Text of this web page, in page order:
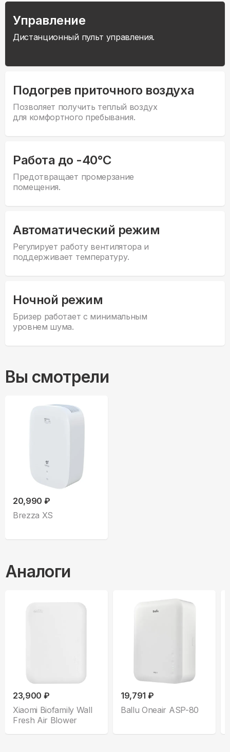
Управление
Дистанционный пульт управления.
Подогрев приточного воздуха
Позволяет получить теплый воздух
для комфортного пребывания.
Работа до -40°С
Предотвращает промерзание
помещения.
Автоматический режим
Регулирует работу вентилятора и
поддерживает температуру.
Ночной режим
Бризер работает с минимальным
уровнем шума.
Вы смотрели
20,990 ₽
Brezza XS
Аналоги
23,900 ₽
Xiaomi Biofamily Wall
Fresh Air Blower
19,791 ₽
Ballu Oneair ASP-80